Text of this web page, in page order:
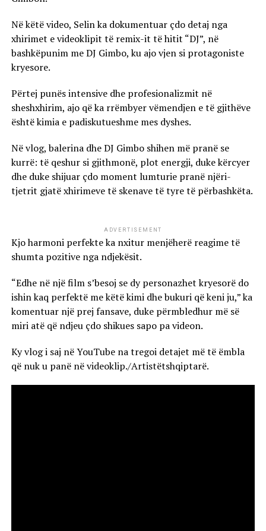
Në këtë video, Selin ka dokumentuar çdo detaj nga
xhirimet e videoklipit të remix-it të hitit “DJ”, në
bashkëpunim me DJ Gimbo, ku ajo vjen si protagoniste
kryesore.
Përtej punës intensive dhe profesionalizmit në
sheshxhirim, ajo që ka rrëmbyer vëmendjen e të gjithëve
është kimia e padiskutueshme mes dyshes.
Në vlog, balerina dhe DJ Gimbo shihen më pranë se
kurrë: të qeshur si gjithmonë, plot energji, duke kërcyer
dhe duke shijuar çdo moment lumturie pranë njëri-
tjetrit gjatë xhirimeve të skenave të tyre të përbashkëta.
ADVERTISEMENT
Kjo harmoni perfekte ka nxitur menjëherë reagime të
shumta pozitive nga ndjekësit.
“Edhe në një film s’besoj se dy personazhet kryesorë do
ishin kaq perfektë me këtë kimi dhe bukuri që keni ju,” ka
komentuar një prej fansave, duke përmbledhur më së
miri atë që ndjeu çdo shikues sapo pa videon.
Ky vlog i saj në YouTube na tregoi detajet më të ëmbla
që nuk u panë në videoklip./Artistëtshqiptarë.